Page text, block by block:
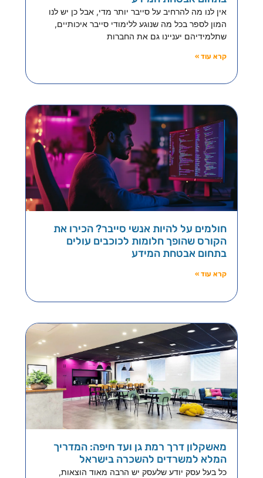
אין לנו מה להרחיב על סייבר יותר מדי, אבל כן יש לנו
המון לספר בכל מה שנוגע ללימודי סייבר איכותיים,
שתלמידיהם יעניינו גם את החברות
קרא עוד »
חולמים על להיות אנשי סייבר? הכירו את
הקורס שהופך חלומות לכוכבים עולים
בתחום אבטחת המידע
קרא עוד »
מאשקלון דרך רמת גן ועד חיפה: המדריך
המלא למשרדים להשכרה בישראל
כל בעל עסק יודע שלעסק יש הרבה מאוד הוצאות,